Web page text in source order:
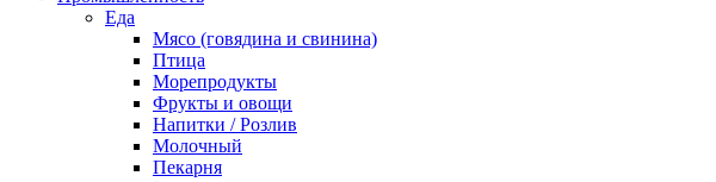
Еда
Мясо (говядина и свинина)
Птица
Морепродукты
Фрукты и овощи
Напитки / Розлив
Молочный
Пекарня